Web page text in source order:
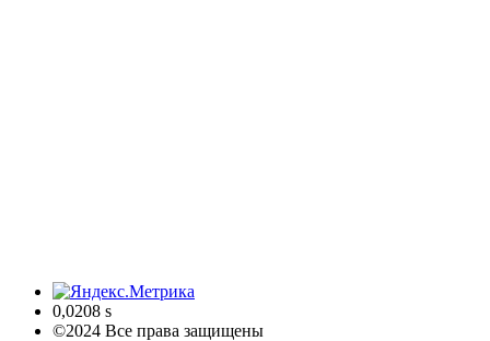
0,0208 s
©2024 Все права защищены